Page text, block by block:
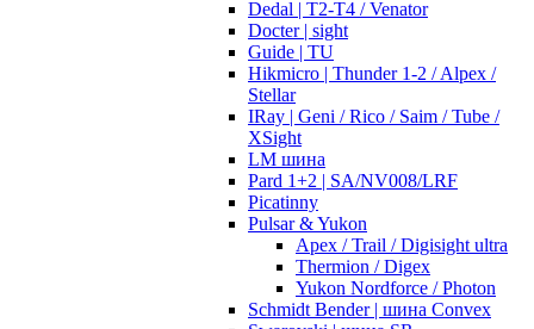
Dedal | T2-T4 / Venator
Docter | sight
Guide | TU
Hikmicro | Thunder 1-2 / Alpex /
Stellar
IRay | Geni / Rico / Saim / Tube /
XSight
LM шина
Pard 1+2 | SA/NV008/LRF
Picatinny
Pulsar & Yukon
Apex / Trail / Digisight ultra
Thermion / Digex
Yukon Nordforce / Photon
Schmidt Bender | шина Convex